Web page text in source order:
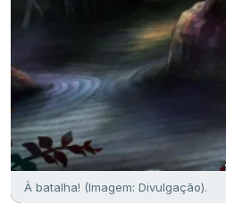
À batalha! (Imagem: Divulgação).